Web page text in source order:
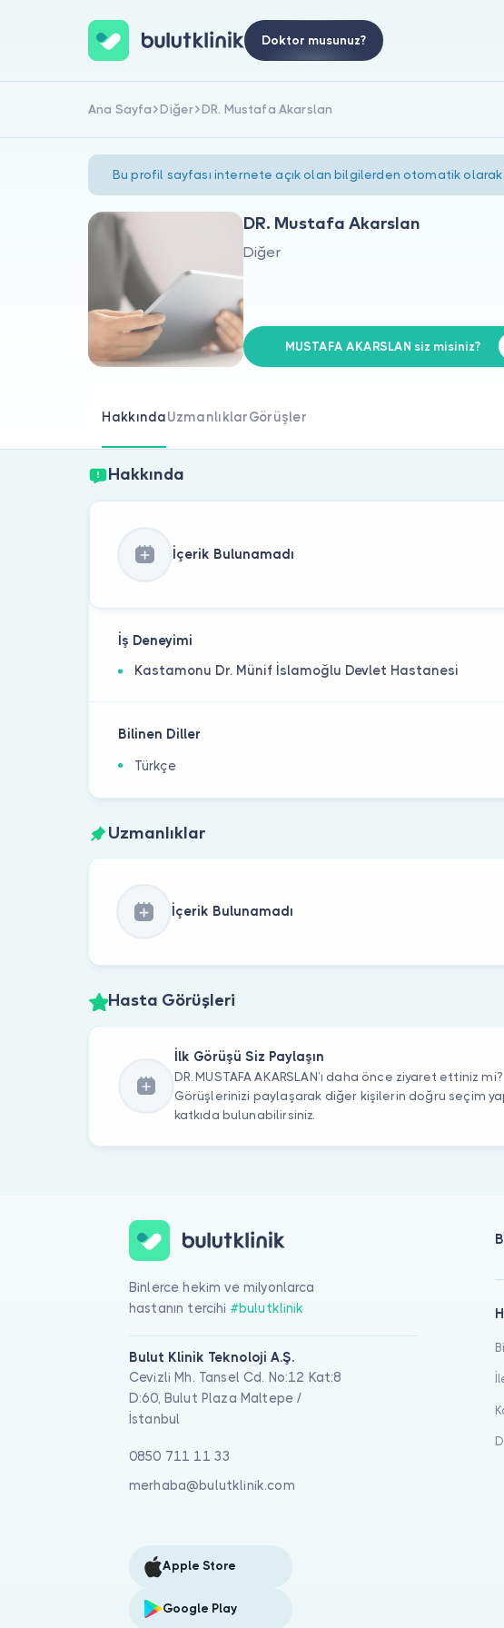
Doktor musunuz?
Ana Sayfa Diğer DR. Mustafa Akarslan
Bu profil sayfası internete açık olan bilgilerden otomatik
DR. Mustafa Akarslan
Diğer
MUSTAFA AKARSLAN siz misiniz?
HakkındaUzmanlıklarGörüşler
Hakkında
İçerik Bulunamadı
İş Deneyimi
Kastamonu Dr. Münif İslamoğlu Devlet Hastanesi
Bilinen Diller
Türkçe
Uzmanlıklar
İçerik Bulunamadı
Hasta Görüşleri
İlk Görüşü Siz Paylaşın
DR. MUSTAFA AKARSLAN’ı daha önce ziyaret ettiniz mi?
Görüşlerinizi paylaşarak diğer kişilerin doğru seçim
katkıda bulunabilirsiniz.
Binlerce hekim ve milyonlarca
hastanın tercihi #bulutklinik
Bulut Klinik Teknoloji A.Ş.
Cevizli Mh. Tansel Cd. No:12 Kat:8
D:60, Bulut Plaza Maltepe /
İstanbul
0850 711 11 33
merhaba@bulutklinik.com
Apple Store
Google Play